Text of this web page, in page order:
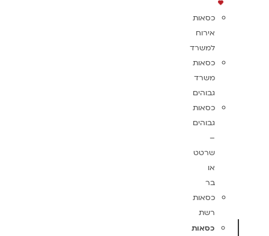
כסאות
אירוח
למשרד
כסאות
משרד
גבוהים
כסאות
גבוהים
–
שרטט
או
בר
כסאות
רשת
כסאות